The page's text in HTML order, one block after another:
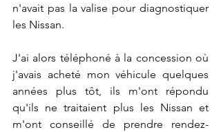
n'avait pas la valise pour diagnostiquer
les Nissan.
J'ai alors téléphoné à la concession où
j'avais acheté mon véhicule quelques
années plus tôt, ils m'ont répondu
qu'ils ne traitaient plus les Nissan et
m'ont conseillé de prendre rendez-